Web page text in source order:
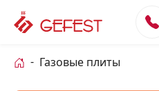
Газовые плиты